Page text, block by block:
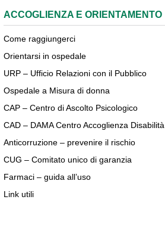
ACCOGLIENZA E ORIENTAMENTO
Come raggiungerci
Orientarsi in ospedale
URP – Ufficio Relazioni con il Pubblico
Ospedale a Misura di donna
CAP – Centro di Ascolto Psicologico
CAD – DAMA Centro Accoglienza Disabilità
Anticorruzione – prevenire il rischio
CUG – Comitato unico di garanzia
Farmaci – guida all’uso
Link utili